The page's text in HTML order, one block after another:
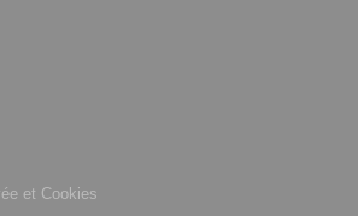
et Cookies